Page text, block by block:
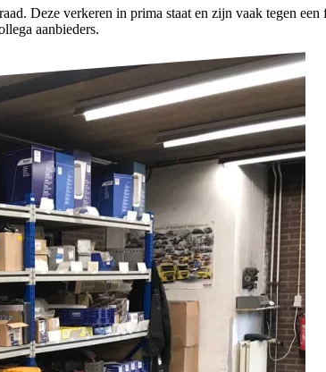
Deze verkeren in prima staat en zijn vaak tegen
aanbieders.